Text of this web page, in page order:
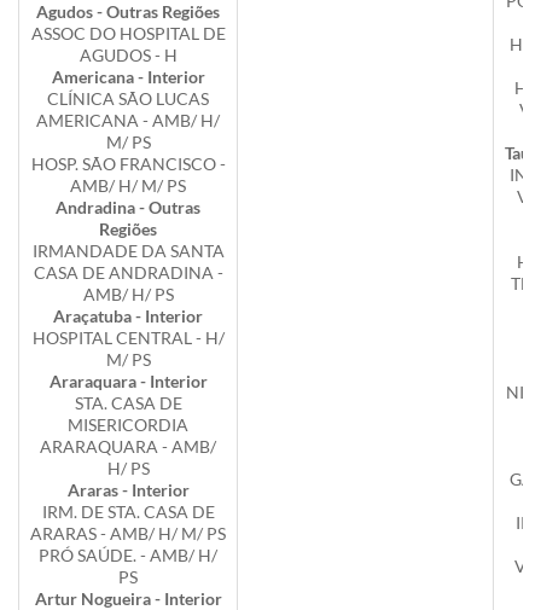
Agudos - Outras Regiões
ASSOC DO HOSPITAL DE
AGUDOS - H
Americana - Interior
CLÍNICA SÃO LUCAS
AMERICANA - AMB/ H/
M/ PS
HOSP. SÃO FRANCISCO -
AMB/ H/ M/ PS
Andradina - Outras
Regiões
IRMANDADE DA SANTA
CASA DE ANDRADINA -
AMB/ H/ PS
Araçatuba - Interior
HOSPITAL CENTRAL - H/
M/ PS
Araraquara - Interior
STA. CASA DE
MISERICORDIA
ARARAQUARA - AMB/
H/ PS
Araras - Interior
IRM. DE STA. CASA DE
ARARAS - AMB/ H/ M/ PS
PRÓ SAÚDE. - AMB/ H/
PS
Artur Nogueira - Interior